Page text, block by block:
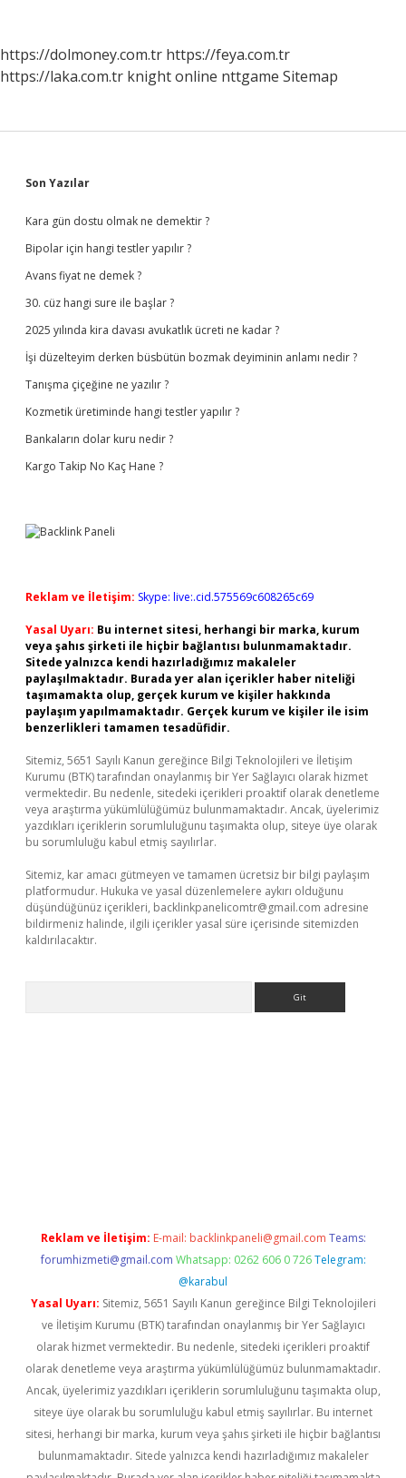
https://dolmoney.com.tr https://feya.com.tr
https://laka.com.tr knight online nttgame Sitemap
Sidebar
Son Yazılar
Kara gün dostu olmak ne demektir ?
Bipolar için hangi testler yapılır ?
Avans fiyat ne demek ?
30. cüz hangi sure ile başlar ?
2025 yılında kira davası avukatlık ücreti ne kadar ?
İşi düzelteyim derken büsbütün bozmak deyiminin anlamı nedir ?
Tanışma çiçeğine ne yazılır ?
Kozmetik üretiminde hangi testler yapılır ?
Bankaların dolar kuru nedir ?
Kargo Takip No Kaç Hane ?
Reklam ve İletişim: Skype: live:.cid.575569c608265c69
Yasal Uyarı: Bu internet sitesi, herhangi bir marka, kurum
veya şahıs şirketi ile hiçbir bağlantısı bulunmamaktadır.
Sitede yalnızca kendi hazırladığımız makaleler
paylaşılmaktadır. Burada yer alan içerikler haber niteliği
taşımamakta olup, gerçek kurum ve kişiler hakkında
paylaşım yapılmamaktadır. Gerçek kurum ve kişiler ile isim
benzerlikleri tamamen tesadüfidir.
Sitemiz, 5651 Sayılı Kanun gereğince Bilgi Teknolojileri ve İletişim
Kurumu (BTK) tarafından onaylanmış bir Yer Sağlayıcı olarak hizmet
vermektedir. Bu nedenle, sitedeki içerikleri proaktif olarak denetleme
veya araştırma yükümlülüğümüz bulunmamaktadır. Ancak, üyelerimiz
yazdıkları içeriklerin sorumluluğunu taşımakta olup, siteye üye olarak
bu sorumluluğu kabul etmiş sayılırlar.
Sitemiz, kar amacı gütmeyen ve tamamen ücretsiz bir bilgi paylaşım
platformudur. Hukuka ve yasal düzenlemelere aykırı olduğunu
düşündüğünüz içerikleri, backlinkpanelicomtr@gmail.com adresine
bildirmeniz halinde, ilgili içerikler yasal süre içerisinde sitemizden
kaldırılacaktır.
Reklam ve İletişim: E-mail: backlinkpaneli@gmail.com Teams:
forumhizmeti@gmail.com Whatsapp: 0262 606 0 726 Telegram:
@karabul
Yasal Uyarı: Sitemiz, 5651 Sayılı Kanun gereğince Bilgi Teknolojileri
ve İletişim Kurumu (BTK) tarafından onaylanmış bir Yer Sağlayıcı
olarak hizmet vermektedir. Bu nedenle, sitedeki içerikleri proaktif
olarak denetleme veya araştırma yükümlülüğümüz bulunmamaktadır.
Ancak, üyelerimiz yazdıkları içeriklerin sorumluluğunu taşımakta olup,
siteye üye olarak bu sorumluluğu kabul etmiş sayılırlar. Bu internet
sitesi, herhangi bir marka, kurum veya şahıs şirketi ile hiçbir bağlantısı
bulunmamaktadır. Sitede yalnızca kendi hazırladığımız makaleler